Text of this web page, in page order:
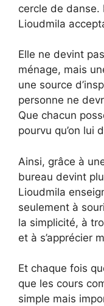
cercle de danse.
Lioudmila
Elle ne devint
ménage, mais
une source
personne ne
Que chacun
pourvu qu’on lui
Ainsi, grâce à
bureau devint
Lioudmila
seulement à
la simplicité, à
et à s’apprécier
Et chaque fois
que les cours
simple mais